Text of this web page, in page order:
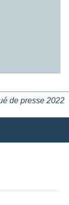
de presse 2022